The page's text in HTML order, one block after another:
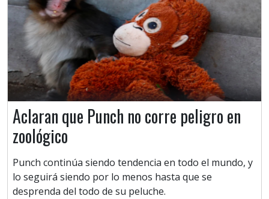
Aclaran que Punch no corre peligro en
zoológico
Punch continúa siendo tendencia en todo el mundo, y
lo seguirá siendo por lo menos hasta que se
desprenda del todo de su peluche.